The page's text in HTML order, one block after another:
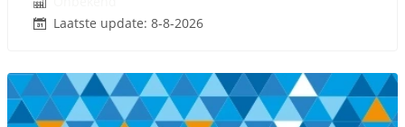
Laatste update: 8-8-2026